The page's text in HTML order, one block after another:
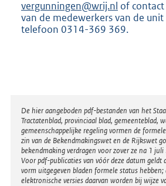
vergunningen@wrij.nl of
van de medewerkers van de
telefoon 0314-369 369.
Disclaimer
De hier aangeboden pdf-bestanden van het
Tractatenblad, provinciaal blad, gemeenteblad,
gemeenschappelijke regeling vormen de
zin van de Bekendmakingswet en de Rijkswet
bekendmaking verdragen voor zover ze na 1
Voor pdf-publicaties van vóór deze datum geldt
vorm uitgegeven bladen formele status hebben;
elektronische versies daarvan worden bij wijze